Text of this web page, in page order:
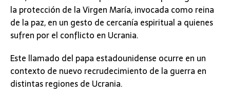
la protección de la Virgen María, invocada como reina
de la paz, en un gesto de cercanía espiritual a quienes
sufren por el conflicto en Ucrania.
Este llamado del papa estadounidense ocurre en un
contexto de nuevo recrudecimiento de la guerra en
distintas regiones de Ucrania.